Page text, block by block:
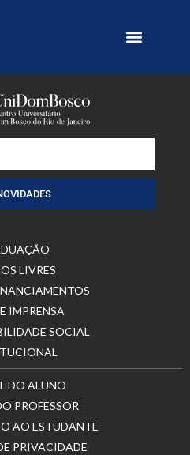
LIVRES
IMPRENSA
SOCIAL
DO ALUNO
PROFESSOR
AO ESTUDANTE
PRIVACIDADE